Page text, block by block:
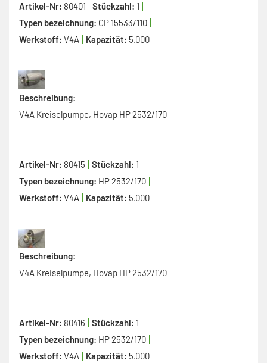
Artikel-Nr: 80401 Stückzahl: 1
Typen bezeichnung: CP 15533/110
Werkstoff: V4A Kapazität: 5.000
Beschreibung:
V4A Kreiselpumpe, Hovap HP 2532/170
Artikel-Nr: 80415 Stückzahl: 1
Typen bezeichnung: HP 2532/170
Werkstoff: V4A Kapazität: 5.000
Beschreibung:
V4A Kreiselpumpe, Hovap HP 2532/170
Artikel-Nr: 80416 Stückzahl: 1
Typen bezeichnung: HP 2532/170
Werkstoff: V4A Kapazität: 5.000